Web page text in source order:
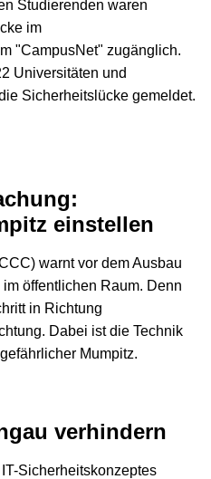
Studierenden waren
im
"CampusNet" zugänglich.
Universitäten und
Sicherheitslücke gemeldet.
einstellen
warnt vor dem Ausbau
öffentlichen Raum. Denn
in Richtung
Dabei ist die Technik
Mumpitz.
verhindern
Sicherheitskonzeptes